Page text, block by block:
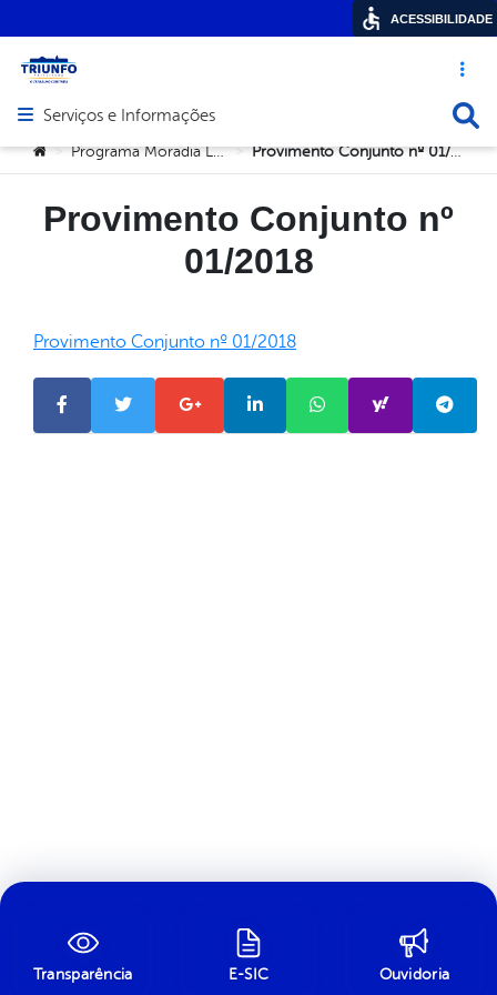
Acesso
Abrir menu principal de navegação
Serviços e Informações
Você está aqui:
> Programa Moradia Legal > Provimento Conjunto nº 01/2018
Provimento Conjunto nº
01/2018
Provimento Conjunto nº 01/2018
Transparência E-SIC Ouvidoria
ACESSIBILIDADE